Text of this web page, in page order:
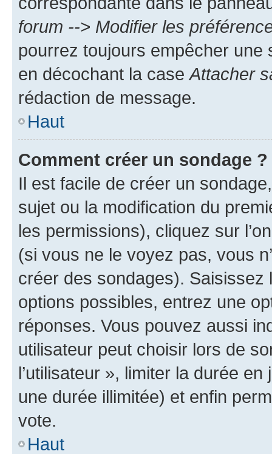
forum --> Modifier les
pourrez toujours empêcher une
en décochant la case Attacher
rédaction de message.
Haut
Comment créer un sondage ?
Il est facile de créer un
sujet ou la modification du
les permissions), cliquez sur
(si vous ne le voyez pas, vous
créer des sondages).
options possibles, entrez une
réponses. Vous pouvez aussi
utilisateur peut choisir lors de
l’utilisateur », limiter la durée
une durée illimitée) et enfin
vote.
Haut